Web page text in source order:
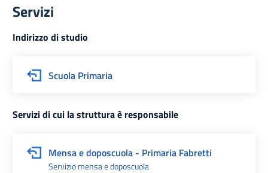
Servizi
Indirizzo di studio
Scuola Primaria
Servizi di cui la struttura è responsabile
Mensa e doposcuola - Primaria Fabretti
Servizio mensa e doposcuola